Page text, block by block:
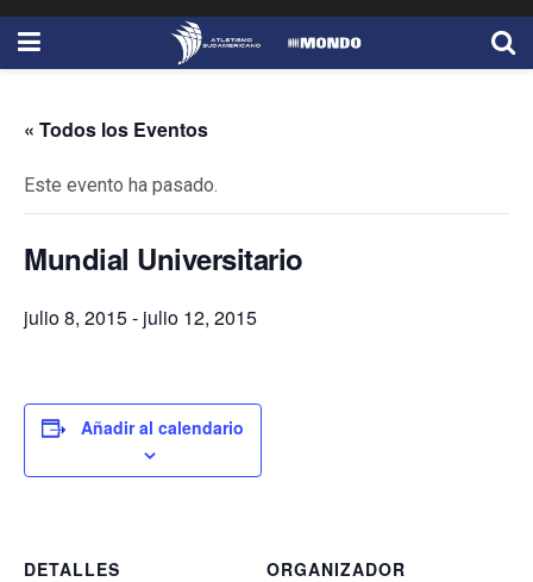
« Todos los Eventos
Este evento ha pasado.
Mundial Universitario
julio 8, 2015- julio 12, 2015
Añadir al calendario
DETALLES
ORGANIZADOR